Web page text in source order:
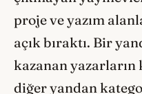
proje ve yazım
açık bıraktı. Bir
kazanan yazarların
diğer yandan